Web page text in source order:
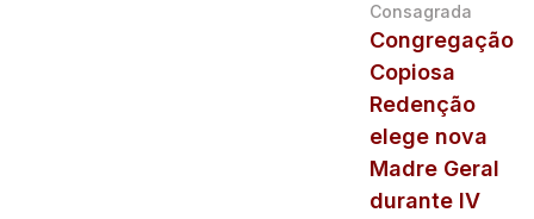
Consagrada
Congregação
Copiosa
Redenção
elege nova
Madre Geral
durante IV